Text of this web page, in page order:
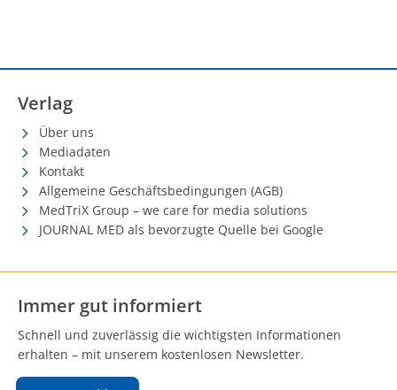
Verlag
Über uns
Mediadaten
Kontakt
Allgemeine Geschäftsbedingungen (AGB)
MedTriX Group – we care for media solutions
JOURNAL MED als bevorzugte Quelle bei Google
Immer gut informiert
Schnell und zuverlässig die wichtigsten Informationen
erhalten – mit unserem kostenlosen Newsletter.